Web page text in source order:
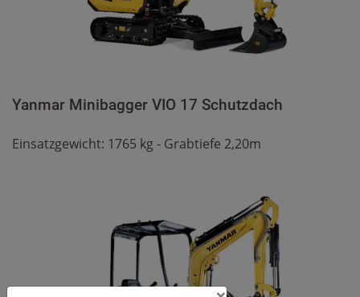
Yanmar Minibagger VIO 17 Schutzdach
Einsatzgewicht: 1765 kg - Grabtiefe 2,20m